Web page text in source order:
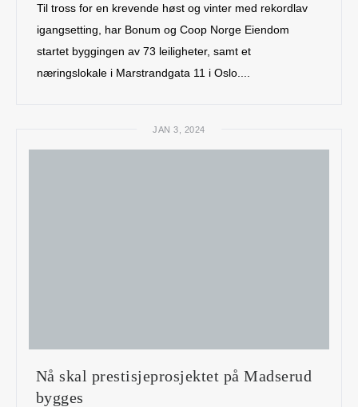
Til tross for en krevende høst og vinter med rekordlav
igangsetting, har Bonum og Coop Norge Eiendom
startet byggingen av 73 leiligheter, samt et
næringslokale i Marstrandgata 11 i Oslo....
JAN 3, 2024
Nå skal prestisjeprosjektet på Madserud
bygges